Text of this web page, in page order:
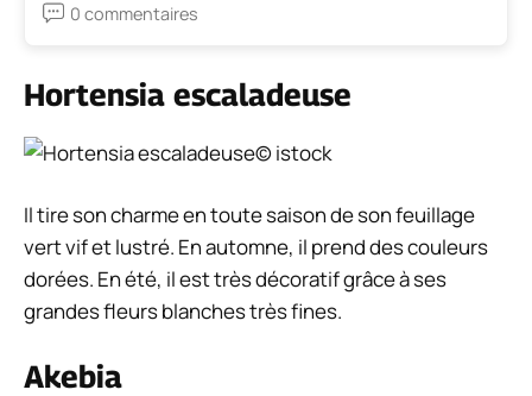
0 commentaires
Hortensia escaladeuse
© istock
Il tire son charme en toute saison de son feuillage
vert vif et lustré. En automne, il prend des couleurs
dorées. En été, il est très décoratif grâce à ses
grandes fleurs blanches très fines.
Akebia